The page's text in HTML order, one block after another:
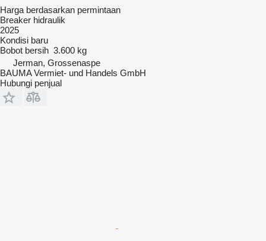
Harga berdasarkan permintaan
Breaker hidraulik
2025
Kondisi baru
Bobot bersih 3.600 kg
Jerman, Grossenaspe
BAUMA Vermiet- und Handels GmbH
Hubungi penjual